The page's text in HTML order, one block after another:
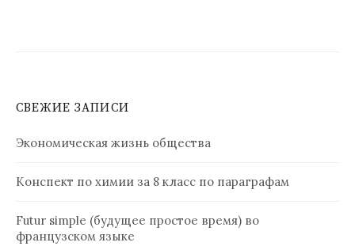
СВЕЖИЕ ЗАПИСИ
Экономическая жизнь общества
Конспект по химии за 8 класс по параграфам
Futur simple (будущее простое время) во
французском языке